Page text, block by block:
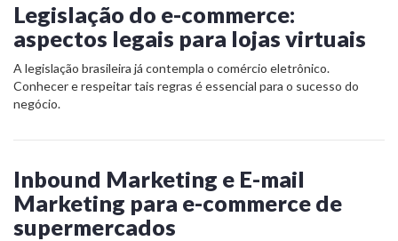
Legislação do e-commerce:
aspectos legais para lojas virtuais
A legislação brasileira já contempla o comércio eletrônico.
Conhecer e respeitar tais regras é essencial para o sucesso do
negócio.
Inbound Marketing e E-mail
Marketing para e-commerce de
supermercados